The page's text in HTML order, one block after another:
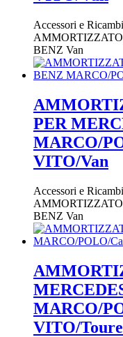
Accessori e
BENZ Van
PER
MARCO/
VITO/Van
Accessori e
BENZ Van
MARCO/
VITO/